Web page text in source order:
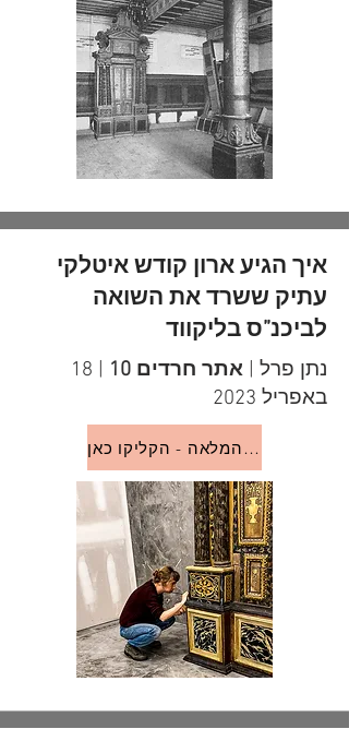
איך הגיע ארון קודש איטלקי
עתיק ששרד את השואה
לביכנ”ס בליקווד
נתן פרל | אתר חרדים 10
| 18
באפריל 2023
לכתבה המלאה - הקליקו כאן